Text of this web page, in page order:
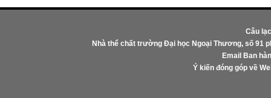
Câu
Nhà thể chất trường Đại học Ngoại Thương, số 91
Email Ban
Ý kiến đóng góp về